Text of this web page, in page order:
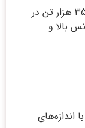
کارخانه لوله و پروفیل کیهان یکی از برترین تولیدکنندگان پروفیل صنعتی در ایران است که از سال ۱۳۷۰ فعالیت تولیدی خود را در تهران آغاز کرده است . تولیدات این شرکت با ظرفیت 350 هزار تن در
بالا و
و مستطیل با اندازه‌های